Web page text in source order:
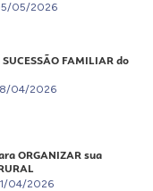
05/2026
FAMILIAR do
04/2026
ORGANIZAR sua
04/2026